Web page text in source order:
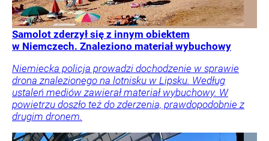
Samolot zderzył się z innym obiektem
w Niemczech. Znaleziono materiał wybuchowy
Niemiecka policja prowadzi dochodzenie w sprawie
drona znalezionego na lotnisku w Lipsku. Według
ustaleń mediów zawierał materiał wybuchowy. W
powietrzu doszło też do zderzenia, prawdopodobnie z
drugim dronem.